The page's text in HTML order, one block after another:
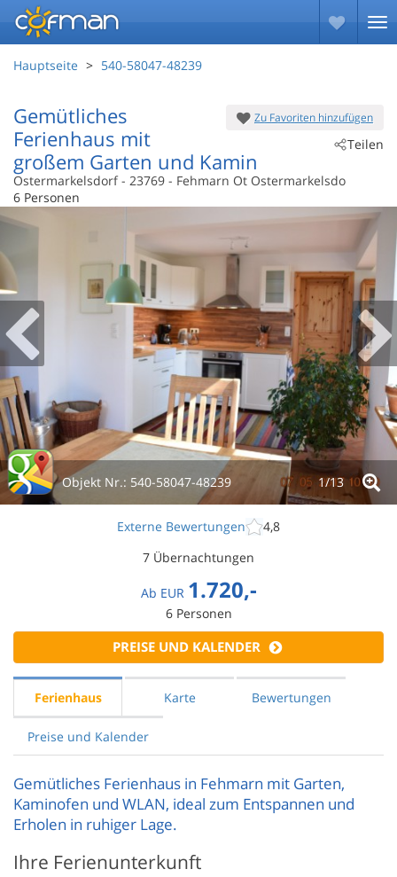
Hauptseite 540-58047-48239
Zu Favoriten hinzufügen
Teilen
Gemütliches
Ferienhaus mit
großem Garten und Kamin
Ostermarkelsdorf - 23769 - Fehmarn Ot Ostermarkelsdo
6 Personen
Objekt Nr.: 540-58047-48239 1/13
Externe Bewertungen
4,8
7 Übernachtungen
Ab EUR 1.720,-
6 Personen
PREISE UND KALENDER
Ferienhaus Karte Bewertungen
Preise und Kalender
Gemütliches Ferienhaus in Fehmarn mit Garten,
Kaminofen und WLAN, ideal zum Entspannen und
Erholen in ruhiger Lage.
Ihre Ferienunterkunft